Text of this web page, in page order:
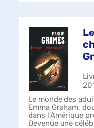
Le monde des
Emma Graham,
dans l'Amérique
Devenue une